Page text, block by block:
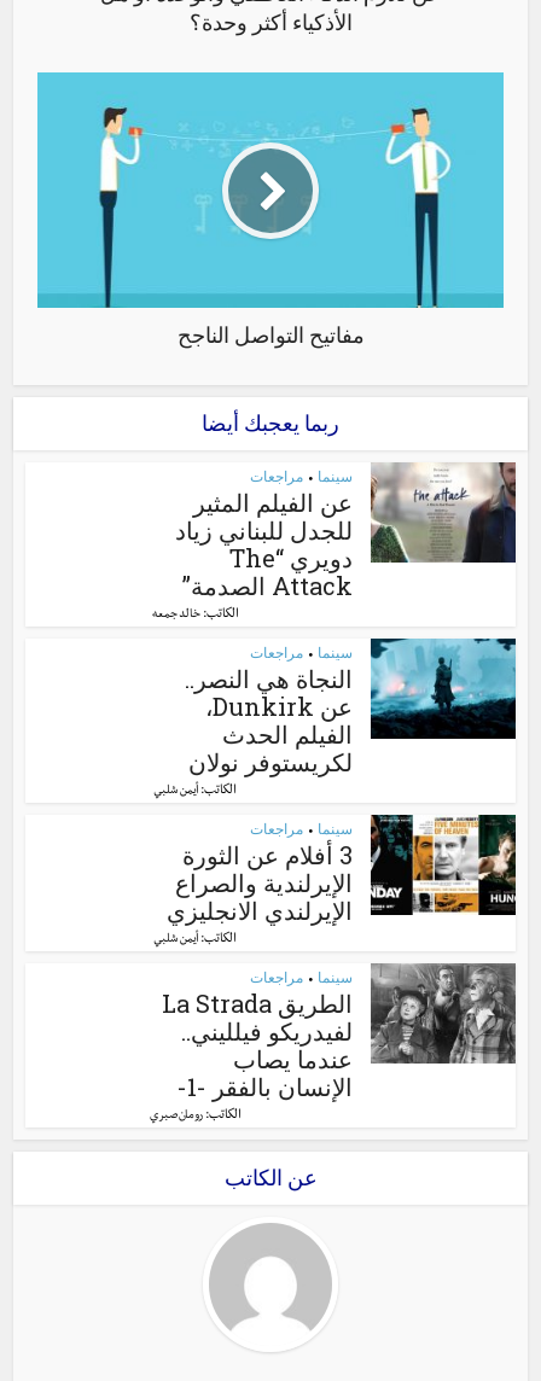
الأذكياء أكثر وحدة؟
مفاتيح التواصل الناجح
ربما يعجبك أيضا
سينما • مراجعات
عن الفيلم المثير
للجدل للبناني زياد
دويري “The
Attack الصدمة”
الكاتب:خالد جمعه
سينما • مراجعات
النجاة هي النصر..
عن Dunkirk،
الفيلم الحدث
لكريستوفر نولان
الكاتب: أيمن شلبي
سينما • مراجعات
3 أفلام عن الثورة
الإيرلندية والصراع
الإيرلندي الانجليزي
الكاتب: أيمن شلبي
سينما • مراجعات
الطريق La Strada
لفيدريكو فيلليني..
عندما يصاب
الإنسان بالفقر -1-
الكاتب:رومان صبري
عن الكاتب